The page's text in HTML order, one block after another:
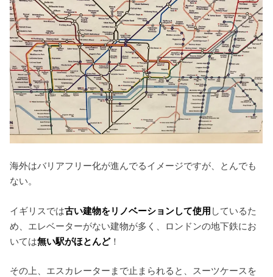
海外はバリアフリー化が進んでるイメージですが、とんでも
ない。
イギリスでは古い建物をリノベーションして使用 しているた
め、エレベーターがない建物が多く、ロンドンの地下鉄にお
いては無い駅がほとんど！
その上、エスカレーターまで止まられると、スーツケースを